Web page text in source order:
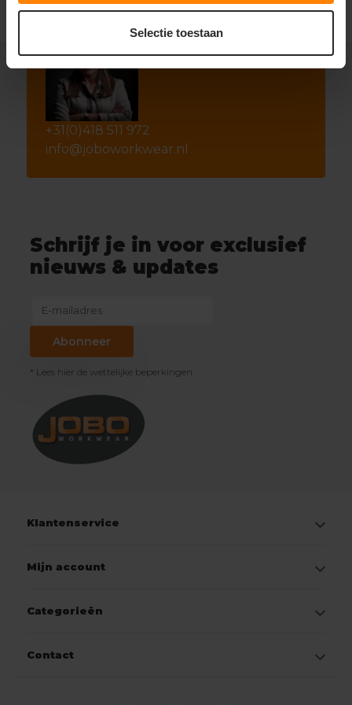
Selectie toestaan
+31(0)418 511 972
info@joboworkwear.nl
Schrijf je in voor exclusief
nieuws & updates
Abonneer
* Lees hier de wettelijke beperkingen
Klantenservice
Mijn account
Categorieën
Contact